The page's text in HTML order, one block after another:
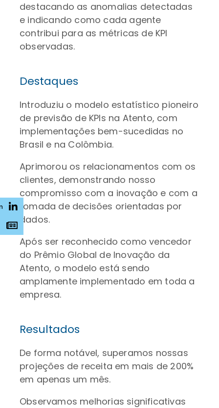
destacando as anomalias detectadas
e indicando como cada agente
contribui para as métricas de KPI
observadas.
Destaques
Introduziu o modelo estatístico pioneiro
de previsão de KPIs na Atento, com
implementações bem-sucedidas no
Brasil e na Colômbia.
Aprimorou os relacionamentos com os
clientes, demonstrando nosso
compromisso com a inovação e com a
tomada de decisões orientadas por
dados.
Após ser reconhecido como vencedor
do Prêmio Global de Inovação da
Atento, o modelo está sendo
amplamente implementado em toda a
empresa.
Resultados
De forma notável, superamos nossas
projeções de receita em mais de 200%
em apenas um mês.
Observamos melhorias significativas